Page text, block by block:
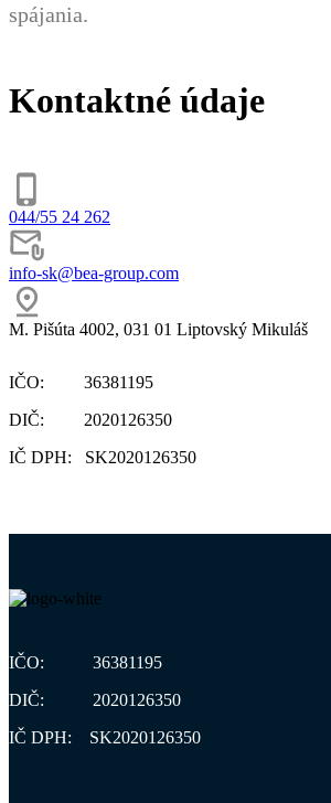
spájania.
Kontaktné údaje
044/55 24 262
info-sk@bea-group.com
M. Pišúta 4002, 031 01 Liptovský Mikuláš
IČO: 36381195
DIČ: 2020126350
IČ DPH: SK2020126350
IČO: 36381195
DIČ: 2020126350
IČ DPH: SK2020126350